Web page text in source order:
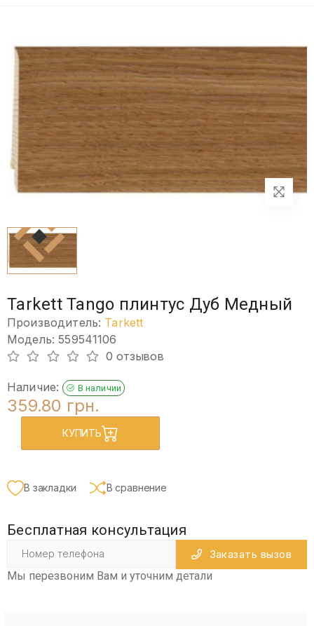
Tarkett Tango плинтус Дуб Медный
Производитель: Tarkett
Модель: 559541106
0 отзывов
Наличие: В наличии
359.80 грн.
КУПИТЬ
В закладки В сравнение
Бесплатная консультация
Заказать вызов
Мы перезвоним Вам и уточним детали